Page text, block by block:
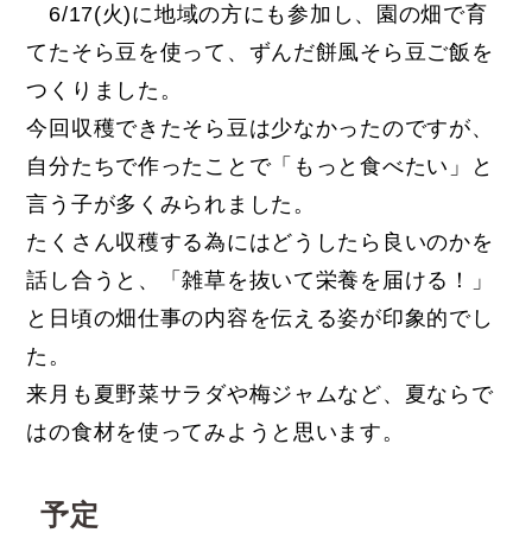
6/17(火)に地域の方にも参加し、園の畑で育
てたそら豆を使って、ずんだ餅風そら豆ご飯を
つくりました。
今回収穫できたそら豆は少なかったのですが、
自分たちで作ったことで「もっと食べたい」と
言う子が多くみられました。
たくさん収穫する為にはどうしたら良いのかを
話し合うと、「雑草を抜いて栄養を届ける！」
と日頃の畑仕事の内容を伝える姿が印象的でし
た。
来月も夏野菜サラダや梅ジャムなど、夏ならで
はの食材を使ってみようと思います。
予定